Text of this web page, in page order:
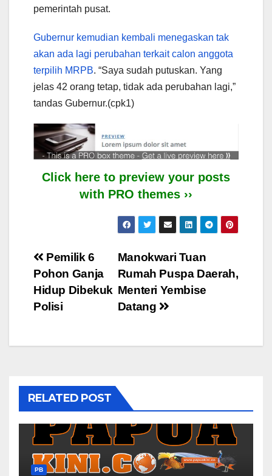
pemerintah pusat.
Gubernur kemudian kembali menegaskan tak
akan ada lagi perubahan terkait calon anggota
terpilih MRPB. “Saya sudah putuskan. Yang
jelas 42 orang tetap, tidak ada perubahan lagi,”
tandas Gubernur.(cpk1)
Click here to preview your posts
with PRO themes ››
Post
navigation
Manokwari Tuan
Rumah Puspa Daerah,
Menteri Yembise
Datang
Pemilik 6
Pohon Ganja
Hidup Dibekuk
Polisi
RELATED POST
PB